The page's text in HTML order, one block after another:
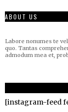
ABOUT US
Labore nonumes te
quo. Tantas
admodum mea et,
[instagram-feed